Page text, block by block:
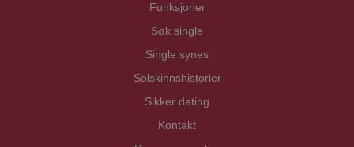
Funksjoner
Søk single
Single synes
Solskinnshistorier
Sikker dating
Kontakt